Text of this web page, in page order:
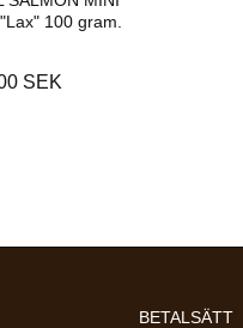
100 gram.
SEK
BETALSÄTT